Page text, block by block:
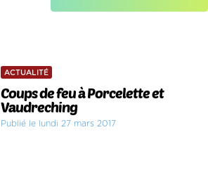
ACTUALITÉ
Coups de feu à Porcelette et
Vaudreching
Publié le lundi 27 mars 2017